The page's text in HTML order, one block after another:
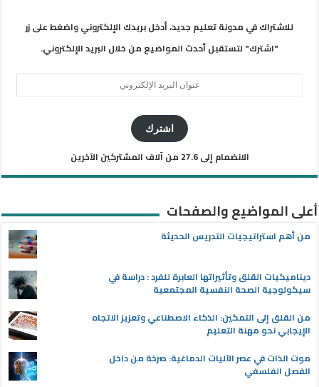
للاشتراك في مدونة تعليم جديد، أدخل بريدك الإلكتروني واضغط على زر
"اشترك" لتستقبل أحدث المواضيع من خلال البريد الإلكتروني.
اشترك
الانضمام إلى 27.6 من آلاف المشتركين الآخرين
أعلى المواضيع والصفحات
من أهم استراتيجيات التدريس الحديثة
ديناميكيات القلق وتأثيراتها العابرة للفرد : دراسة في
سيكولوجية الصحة النفسية المجتمعية
من القلق إلى التمكين: الذكاء الاصطناعي وتعزيز الاتجاه
الإيجابي نحو مهنة التعليم
موت الذات في عصر الآليات الدماغية: صرخة من داخل
الفصل الفلسفي